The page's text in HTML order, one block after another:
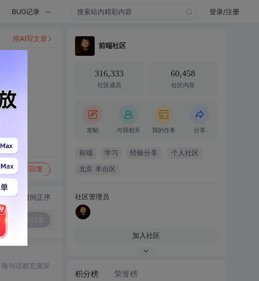
BUG记录 ... 登录/注册
写回复
用AI写文章
切换为时间正序
句话都充满深
前端社区
316,333
社区成员
60,458
社区内容
发帖 与我相关 我的任务 分享
前端 学习 经验分享 个人社区
北京·丰台区
社区管理员
加入社区
积分榜 荣誉榜